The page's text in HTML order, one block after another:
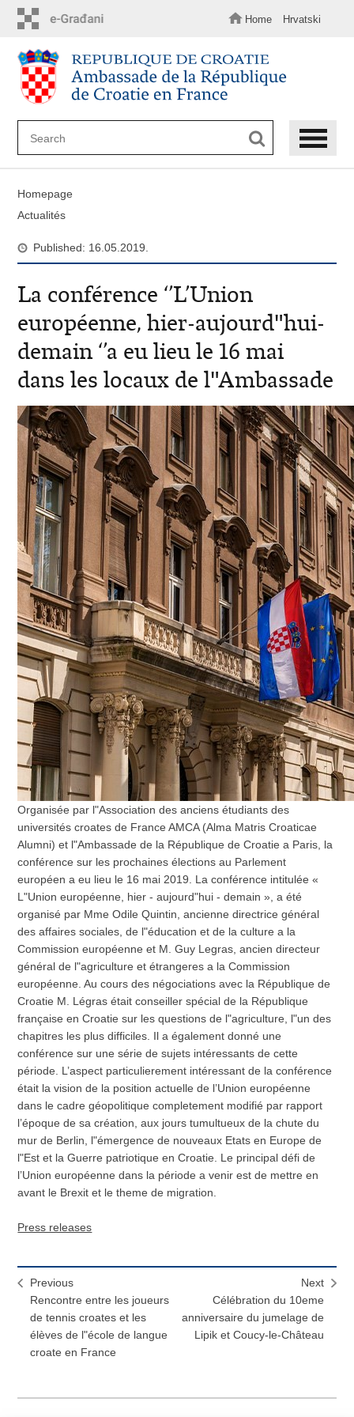
content
Home Hrvatski
Homepage
Actualités
Published: 16.05.2019.
La conférence ‘’L’Union
européenne, hier-aujourd"hui-
demain ‘’a eu lieu le 16 mai
dans les locaux de l"Ambassade
Organisée par l"Association des anciens étudiants des
universités croates de France AMCA (Alma Matris Croaticae
Alumni) et l"Ambassade de la République de Croatie a Paris, la
conférence sur les prochaines élections au Parlement
européen a eu lieu le 16 mai 2019. La conférence intitulée «
L"Union européenne, hier - aujourd"hui - demain », a été
organisé par Mme Odile Quintin, ancienne directrice général
des affaires sociales, de l"éducation et de la culture a la
Commission européenne et M. Guy Legras, ancien directeur
général de l"agriculture et étrangeres a la Commission
européenne. Au cours des négociations avec la République de
Croatie M. Légras était conseiller spécial de la République
française en Croatie sur les questions de l"agriculture, l"un des
chapitres les plus difficiles. Il a également donné une
conférence sur une série de sujets intéressants de cette
période. L’aspect particulierement intéressant de la conférence
était la vision de la position actuelle de l’Union européenne
dans le cadre géopolitique completement modifié par rapport
l’époque de sa création, aux jours tumultueux de la chute du
mur de Berlin, l"émergence de nouveaux Etats en Europe de
l"Est et la Guerre patriotique en Croatie. Le principal défi de
l’Union européenne dans la période a venir est de mettre en
avant le Brexit et le theme de migration.
Press releases
Previous
Rencontre entre les joueurs
de tennis croates et les
élèves de l"école de langue
croate en France
Next
Célébration du 10eme
anniversaire du jumelage de
Lipik et Coucy-le-Château